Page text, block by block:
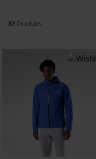
ARTICLES
DISPONIBLES
OFF
EFFACER
37 Produits